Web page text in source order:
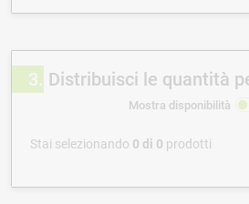
3 Distribuisci le quantità
Mostra disponibilità
Stai selezionando 0 di 0 prodotti